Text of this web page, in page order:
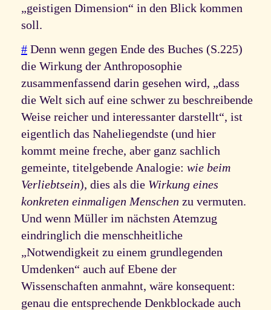
„geistigen Dimension“ in den Blick kommen
soll.
#Denn wenn gegen Ende des Buches (S.225)
die Wirkung der Anthroposophie
zusammenfassend darin gesehen wird, „dass
die Welt sich auf eine schwer zu beschreibende
Weise reicher und interessanter darstellt“, ist
eigentlich das Naheliegendste (und hier
kommt meine freche, aber ganz sachlich
gemeinte, titelgebende Analogie: wie beim
Verliebtsein), dies als die Wirkung eines
konkreten einmaligen Menschen zu vermuten.
Und wenn Müller im nächsten Atemzug
eindringlich die menschheitliche
„Notwendigkeit zu einem grundlegenden
Umdenken“ auch auf Ebene der
Wissenschaften anmahnt, wäre konsequent:
genau die entsprechende Denkblockade auch